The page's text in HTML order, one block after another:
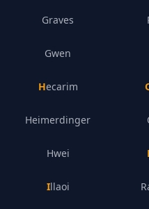
Graves
Gwen
Hecarim
Heimerdinger
Hwei
Illaoi